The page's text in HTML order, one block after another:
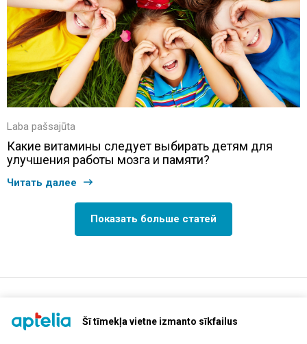
Šī tīmekļa vietne izmanto sīkfailus
Laba pašsajūta
Какие витамины следует выбирать детям для
улучшения работы мозга и памяти?
Читать далее
Показать больше статей